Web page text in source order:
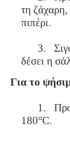
τη ζάχαρη,
πιπέρι.
3.
δέσει η
Για το
1.
180°C.